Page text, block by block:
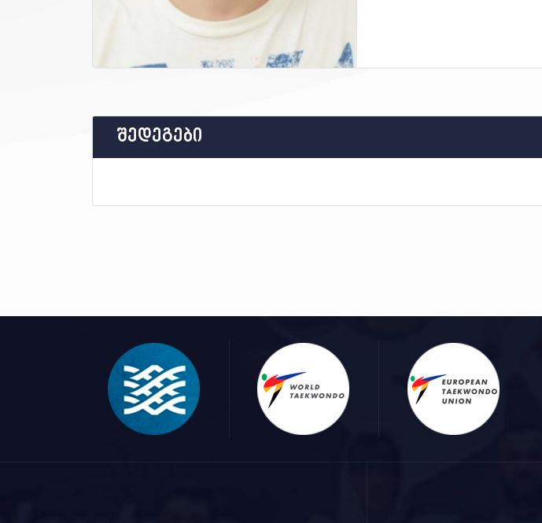
შედეგები